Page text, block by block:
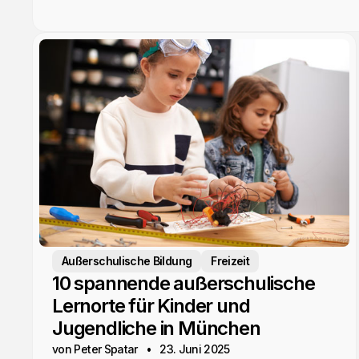
Außerschulische Bildung Freizeit
10 spannende außerschulische
Lernorte für Kinder und
Jugendliche in München
von Peter Spatar 23. Juni 2025